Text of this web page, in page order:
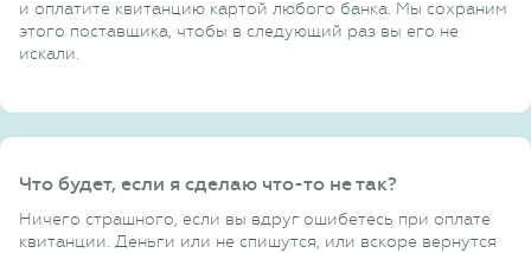
и оплатите квитанцию картой любого банка. Мы сохраним
этого поставщика, чтобы в следующий раз вы его не
искали.
Что будет, если я сделаю что-то не так?
Ничего страшного, если вы вдруг ошибетесь при оплате
квитанции. Деньги или не спишутся, или вскоре вернутся